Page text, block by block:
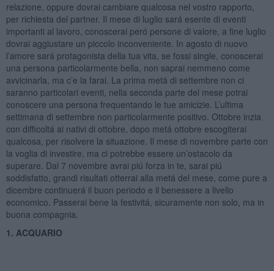
relazione, oppure dovrai cambiare qualcosa nel vostro rapporto,
per richiesta del partner. Il mese di luglio sará esente di eventi
importanti al lavoro, conoscerai peró persone di valore, a fine luglio
dovrai aggiustare un piccolo inconveniente. In agosto di nuovo
l’amore sará protagonista della tua vita, se fossi single, conoscerai
una persona particolarmente bella, non saprai nemmeno come
avvicinarla, ma c’e la farai. La prima metá di settembre non ci
saranno particolari eventi, nella seconda parte del mese potrai
conoscere una persona frequentando le tue amicizie. L’ultima
settimana di settembre non particolarmente positivo. Ottobre inzia
con difficoltá ai nativi di ottobre, dopo metá ottobre escogiterai
qualcosa, per risolvere la situazione. Il mese di novembre parte con
la voglia di investire, ma ci potrebbe essere un’ostacolo da
superare. Dal 7 novembre avrai piú forza in te, sarai piú
soddisfatto, grandi risultati otterrai alla metá del mese, come pure a
dicembre continuerá il buon periodo e il benessere a livello
economico. Passerai bene la festivitá, sicuramente non solo, ma in
buona compagnia.
1. ACQUARIO